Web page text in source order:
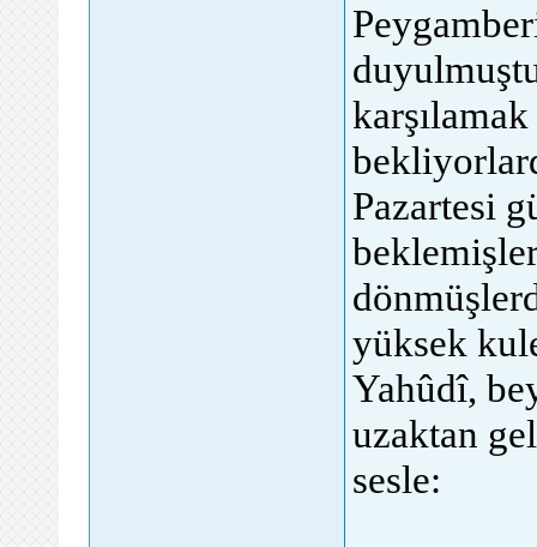
karşılamak
Pazartesi
yüksek
Yahûdî,
uzaktan
sesle: